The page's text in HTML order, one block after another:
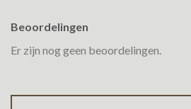
Beoordelingen
Er zijn nog geen beoordelingen.